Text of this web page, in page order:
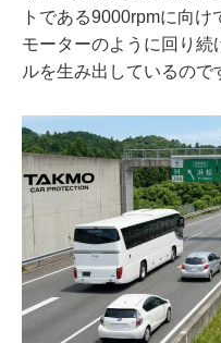
トである9000rpmに向
モーターのように回り続
ルを生み出しているので